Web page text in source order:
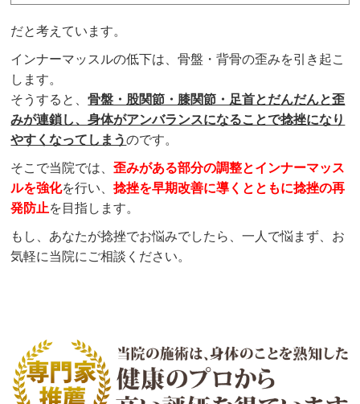
だと考えています。
インナーマッスルの低下は、骨盤・背骨の歪みを引き起こ
します。
そうすると、骨盤・股関節・膝関節・足首とだんだんと歪
みが連鎖し、身体がアンバランスになることで捻挫になり
やすくなってしまうのです。
そこで当院では、歪みがある部分の調整とインナーマッス
ルを強化を行い、捻挫を早期改善に導くとともに捻挫の再
発防止を目指します。
もし、あなたが捻挫でお悩みでしたら、一人で悩まず、お
気軽に当院にご相談ください。